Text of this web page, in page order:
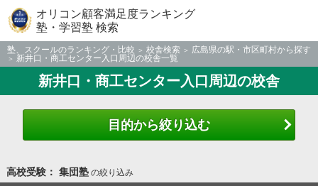
オリコン顧客満足度ランキング
塾・学習塾 検索
塾、スクールのランキング・比較 校舎検索
広島県の駅・市区町村から探す
新井口・商工センター入口周辺の校舎一覧
新井口・商工センター入口周辺の校舎
目的から絞り込む
高校受験： 集団塾の絞り込み